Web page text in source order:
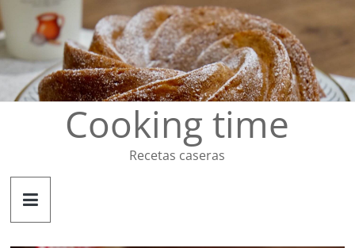
Saltar
al
contenido
Cooking time
Recetas caseras